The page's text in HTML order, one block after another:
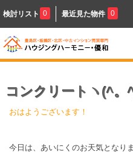
検討リスト 0 最近見た物件 0
コンクリートヽ(^。
おはようございます！
今日は、あいにくのお天気となり